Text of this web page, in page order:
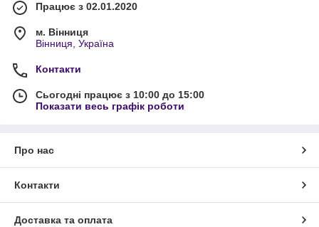
Працює з 02.01.2020
м. Вінниця
Вінниця, Україна
Контакти
Сьогодні працює з 10:00 до 15:00
Показати весь графік роботи
Про нас
Контакти
Доставка та оплата